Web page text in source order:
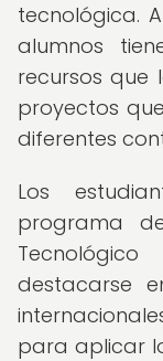
tecnológica.
alumnos
recursos que
proyectos
diferentes
Los
programa
destacarse
para aplicar